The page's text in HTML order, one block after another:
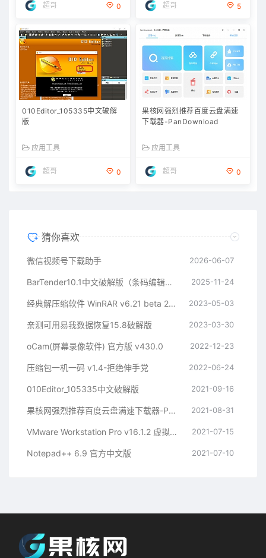
超哥 0 超哥 5
010Editor_105335中文破解
版
应用工具
超哥 0
果核网强烈推荐百度云盘满速
下载器-PanDownload
应用工具
超哥 0
猜你喜欢
微信视频号下载助手 2026-06-07
BarTender10.1中文破解版（条码编辑工具） 2025-11-24
经典解压缩软件 WinRAR v6.21 beta 2 汉化注册版 2023-05-03
亲测可用易我数据恢复15.8破解版 2023-03-30
oCam(屏幕录像软件) 官方版 v430.0 2022-12-23
压缩包一机一码 v1.4-拒绝伸手党 2022-06-24
010Editor_105335中文破解版 2021-09-16
果核网强烈推荐百度云盘满速下载器-PanDownload 2021-08-31
VMware Workstation Pro v16.1.2 虚拟机软件及永久许可证 2021-07-15
Notepad++ 6.9 官方中文版 2021-07-10